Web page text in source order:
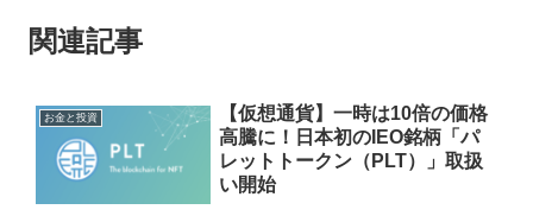
関連記事
お金と投資
【仮想通貨】一時は10倍の価格
高騰に！日本初のIEO銘柄「パ
レットトークン（PLT）」取扱
い開始